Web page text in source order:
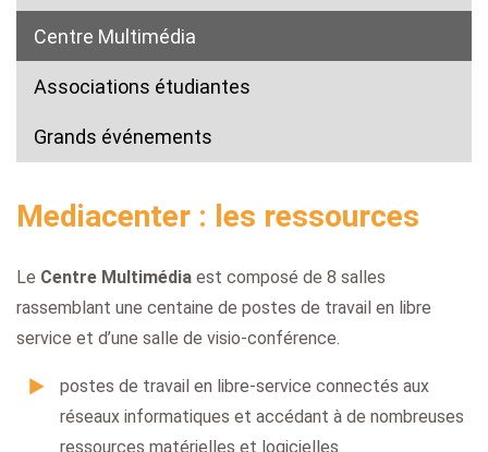
Centre Multimédia
Associations étudiantes
Grands événements
Mediacenter : les ressources
Le Centre Multimédia est composé de 8 salles
rassemblant une centaine de postes de travail en libre
service et d’une salle de visio-conférence.
postes de travail en libre-service connectés aux
réseaux informatiques et accédant à de nombreuses
ressources matérielles et logicielles